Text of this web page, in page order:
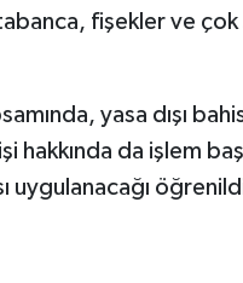
fişekler ve
yasa dışı
hakkında da işlem
uygulanacağı